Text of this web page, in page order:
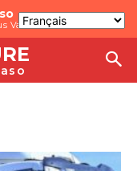
Vaincrons